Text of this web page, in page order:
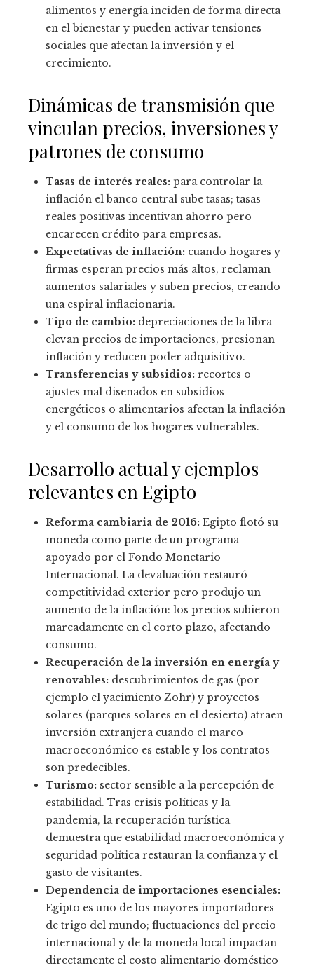
alimentos y energía inciden de forma directa
en el bienestar y pueden activar tensiones
sociales que afectan la inversión y el
crecimiento.
Dinámicas de transmisión que
vinculan precios, inversiones y
patrones de consumo
Tasas de interés reales: para controlar la
inflación el banco central sube tasas; tasas
reales positivas incentivan ahorro pero
encarecen crédito para empresas.
Expectativas de inflación: cuando hogares y
firmas esperan precios más altos, reclaman
aumentos salariales y suben precios, creando
una espiral inflacionaria.
Tipo de cambio: depreciaciones de la libra
elevan precios de importaciones, presionan
inflación y reducen poder adquisitivo.
Transferencias y subsidios: recortes o
ajustes mal diseñados en subsidios
energéticos o alimentarios afectan la inflación
y el consumo de los hogares vulnerables.
Desarrollo actual y ejemplos
relevantes en Egipto
Reforma cambiaria de 2016: Egipto flotó su
moneda como parte de un programa
apoyado por el Fondo Monetario
Internacional. La devaluación restauró
competitividad exterior pero produjo un
aumento de la inflación: los precios subieron
marcadamente en el corto plazo, afectando
consumo.
Recuperación de la inversión en energía y
renovables: descubrimientos de gas (por
ejemplo el yacimiento Zohr) y proyectos
solares (parques solares en el desierto) atraen
inversión extranjera cuando el marco
macroeconómico es estable y los contratos
son predecibles.
Turismo: sector sensible a la percepción de
estabilidad. Tras crisis políticas y la
pandemia, la recuperación turística
demuestra que estabilidad macroeconómica y
seguridad política restauran la confianza y el
gasto de visitantes.
Dependencia de importaciones esenciales:
Egipto es uno de los mayores importadores
de trigo del mundo; fluctuaciones del precio
internacional y de la moneda local impactan
directamente el costo alimentario doméstico